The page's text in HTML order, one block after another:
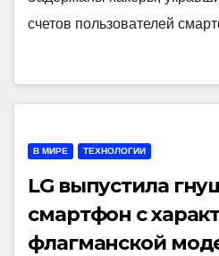
счетов пользователей
В МИРЕ ТЕХНОЛОГИИ
LG выпустила
смартфон с
флагманской